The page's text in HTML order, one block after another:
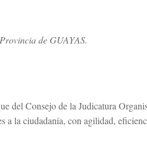
de GUAYAS.
del Consejo de la Judicatura
a la ciudadanía, con agilidad,